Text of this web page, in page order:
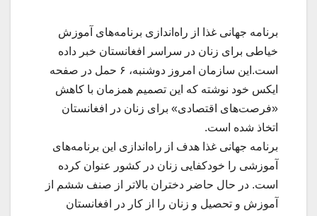
برنامه جهانی غذا از راه‌اندازی برنامه‌های آموزش
خیاطی برای زنان در سراسر افغانستان خبر داده
است.این سازمان امروز دوشنبه، ۶ حمل در صفحه
ایکس خود نوشته که این تصمیم همزمان با کاهش
«فرصت‌های اقتصادی» برای زنان در افغانستان
اتخاذ شده است.
برنامه جهانی غذا هدف از راه‌اندازی این برنامه‌های
آموزشی را خودکفایی زنان در کشور عنوان کرده
است. در حال حاضر دختران بالاتر از صنف ششم از
آموزش و تحصیل و زنان را از کار در افغانستان